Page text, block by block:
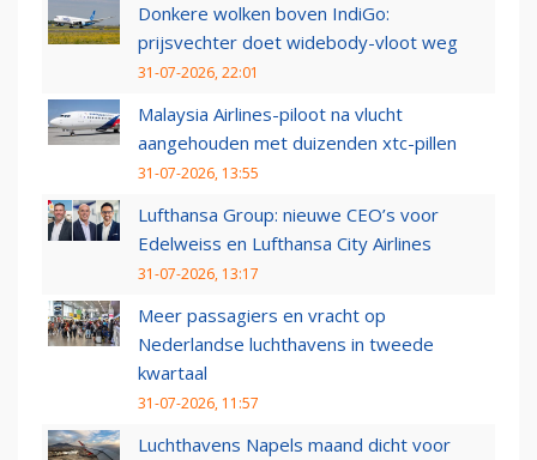
Donkere wolken boven IndiGo:
prijsvechter doet widebody-vloot weg
31-07-2026, 22:01
Malaysia Airlines-piloot na vlucht
aangehouden met duizenden xtc-pillen
31-07-2026, 13:55
Lufthansa Group: nieuwe CEO’s voor
Edelweiss en Lufthansa City Airlines
31-07-2026, 13:17
Meer passagiers en vracht op
Nederlandse luchthavens in tweede
kwartaal
31-07-2026, 11:57
Luchthavens Napels maand dicht voor